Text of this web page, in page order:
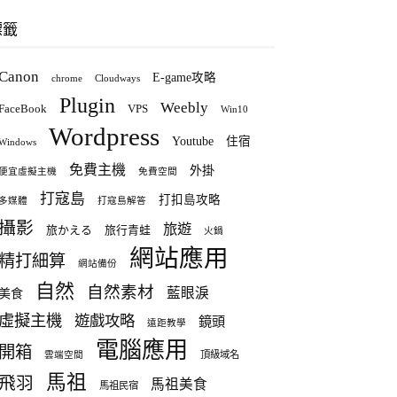
chrome Cloudways E-game攻略
Plugin VPS Weebly Win10
Wordpress Youtube 住宿
宜虛擬主機 免費主機 免費空間 外掛
媒體 打寇島 打寇島解答 打扣島攻略
影 旅かえる 旅行青蛙 旅遊 火鍋
打細算 網站備份 網站應用
食 自然 自然素材 藍眼淚
擬主機 遊戲攻略 遠距教學 鏡頭
箱 雲端空間 電腦應用 頂級域名
羽 馬祖 馬祖民宿 馬祖美食